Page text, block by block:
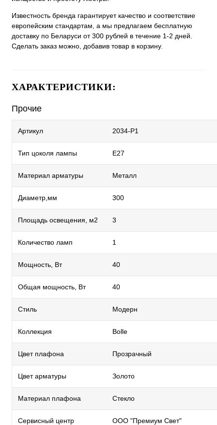
Известность бренда гарантирует качество и соответствие
европейским стандартам, а мы предлагаем бесплатную
доставку по Беларуси от 300 рублей в течение 1-2 дней.
Сделать заказ можно, добавив товар в корзину.
ХАРАКТЕРИСТИКИ:
Прочие
Артикул 2034-P1
Тип цоколя лампы E27
Материал арматуры Металл
Диаметр,мм 300
Площадь освещения, м2 3
Количество ламп 1
Мощность, Вт 40
Общая мощность, Вт 40
Стиль Модерн
Коллекция Bolle
Цвет плафона Прозрачный
Цвет арматуры Золото
Материал плафона Стекло
Сервисный центр ООО "Премиум Свет"